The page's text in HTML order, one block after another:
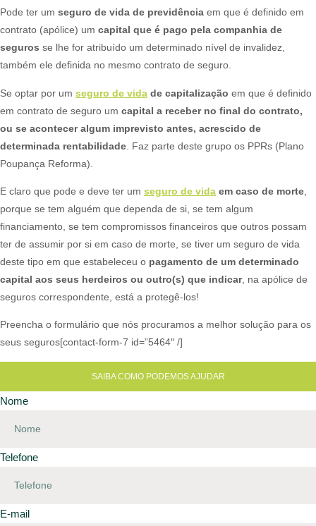
Pode ter um seguro de vida de previdência em que é definido em
contrato (apólice) um capital que é pago pela companhia de
seguros se lhe for atribuído um determinado nível de invalidez,
também ele definida no mesmo contrato de seguro.​
Se optar por um seguro de vida de capitalização em que é definido
em contrato de seguro um capital a receber no final do contrato,
ou se acontecer algum imprevisto antes, acrescido de
determinada rentabilidade . Faz parte deste grupo os PPRs (Plano
Poupança Reforma).​
E claro que pode e deve ter um seguro de vida em caso de morte
porque se tem alguém que dependa de si, se tem algum
financiamento, se tem compromissos financeiros que outros possam
ter de assumir por si em caso de morte, se tiver um seguro de vida
deste tipo em que estabeleceu o pagamento de um determinado
capital aos seus herdeiros ou outro(s) que indicar, na apólice de
seguros correspondente, está a protegê-los!​
Preencha o formulário que nós procuramos a melhor solução para os
seus seguros[contact-form-7 id=”5464″ /]
SAIBA COMO PODEMOS AJUDAR
Nome
Telefone
E-mail